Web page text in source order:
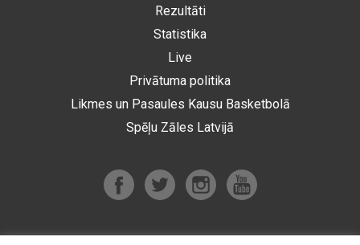
Rezultāti
Statistika
Live
Privātuma politika
Likmes un Pasaules Kausu Basketbolā
Spēļu Zāles Latvijā